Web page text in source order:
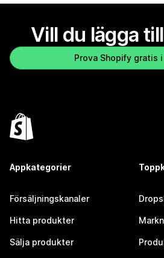
Vill du lägga
Prova Shopify gratis
Appkategorier
Försäljningskanaler
Hitta produkter
Sälja produkter